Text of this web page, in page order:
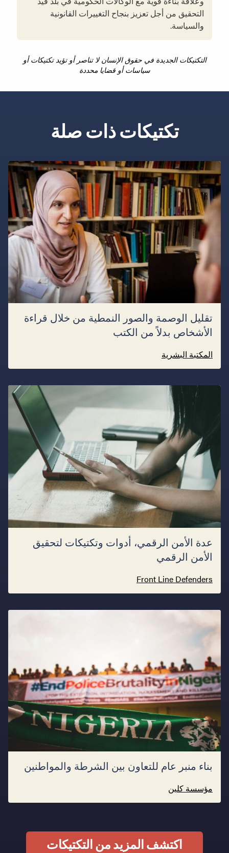
التحقيق من أجل تعزيز بنجاح التغييرات القانونية
والسياسة.
التكتيكات الجديدة في حقوق الإنسان لا تناصر أو تؤيد تكتيكات أو
سياسات أو قضايا محددة
تكتيكات ذات صلة
تقليل الوصمة والصور النمطية من خلال قراءة
الأشخاص بدلاً من الكتب
المكتبة البشرية
عدة الأمن الرقمي، أدوات وتكتيكات لتحقيق
الأمن الرقمي
Front Line Defenders
بناء منبر عام للتعاون بين الشرطة والمواطنين
مؤسسة كلين
اكتشف المزيد من التكتيكات